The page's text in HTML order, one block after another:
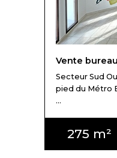
Vente
Secteur Sud
pied du Métro
...
275 m²